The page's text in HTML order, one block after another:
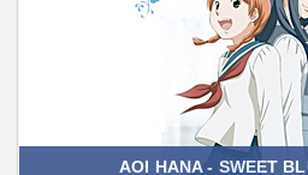
AOI HANA - SWEET